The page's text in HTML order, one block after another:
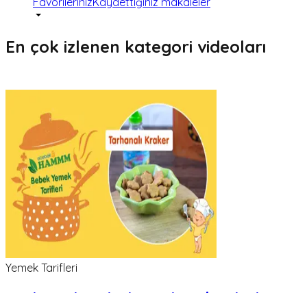
En çok izlenen kategori videoları
Yemek Tarifleri